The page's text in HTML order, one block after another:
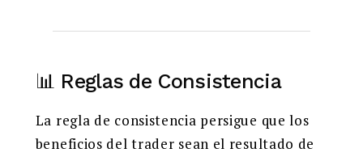
📊 Reglas de Consistencia
La regla de consistencia persigue que los
beneficios del trader sean el resultado de